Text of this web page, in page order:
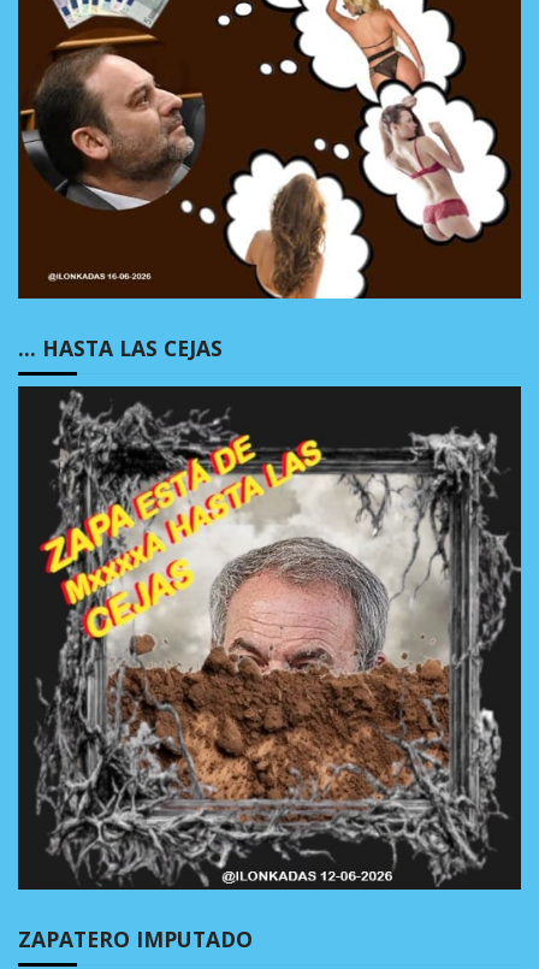
… HASTA LAS CEJAS
ZAPATERO IMPUTADO